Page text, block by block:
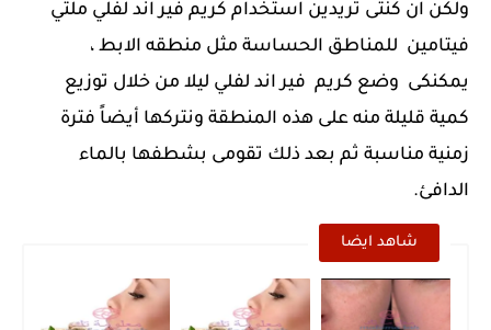
ولكن ان كنتى تريدين استخدام كريم فير اند لفلي ملتي
فيتامين للمناطق الحساسة مثل منطقه الابط ،
يمكنكى وضع كريم فير اند لفلي ليلا من خلال توزيع
كمية قليلة منه على هذه المنطقة ونتركها أيضاً فترة
زمنية مناسبة ثم بعد ذلك تقومى بشطفها بالماء
الدافئ.
شاهد ايضا